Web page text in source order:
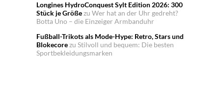
Longines HydroConquest Sylt Edition 2026: 300
Stück je Größezu Wer hat an der Uhr gedreht?
Botta Uno – die Einzeiger Armbanduhr
Fußball-Trikots als Mode-Hype: Retro, Stars und
Blokecorezu Stilvoll und bequem: Die besten
Sportbekleidungsmarken